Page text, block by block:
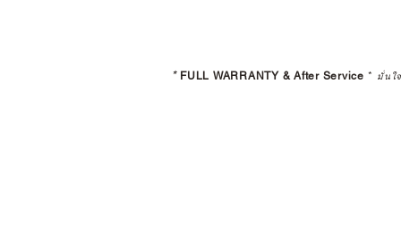
* FULL WARRANTY & After Service * มั่นใ